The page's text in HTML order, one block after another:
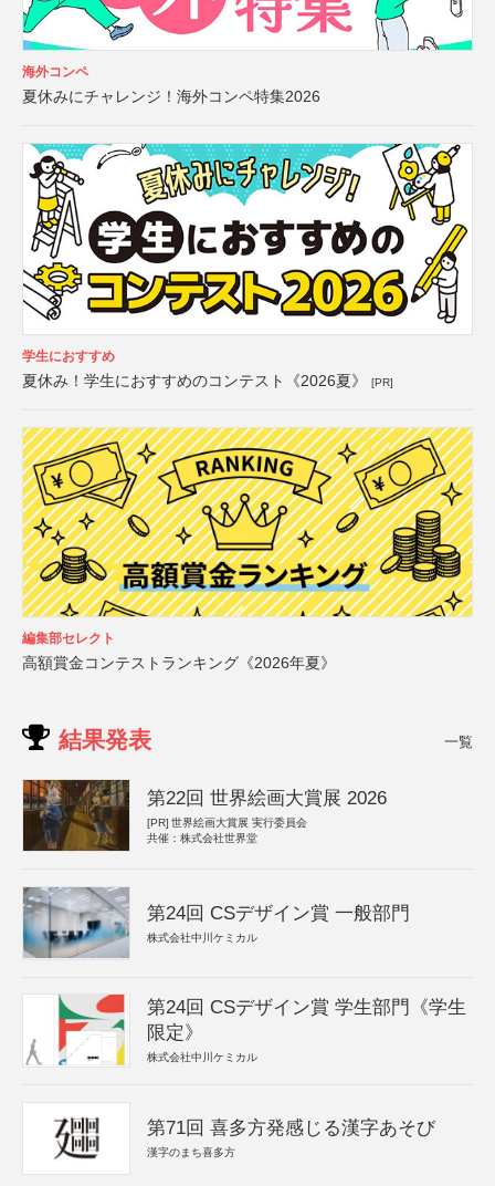
海外コンペ
夏休みにチャレンジ！海外コンペ特集2026
学生におすすめ
夏休み！学生におすすめのコンテスト《2026夏》 [PR]
編集部セレクト
高額賞金コンテストランキング《2026年夏》
結果発表 一覧
第22回 世界絵画大賞展 2026
[PR] 世界絵画大賞展 実行委員会
共催：株式会社世界堂
第24回 CSデザイン賞 一般部門
株式会社中川ケミカル
第24回 CSデザイン賞 学生部門《学生
限定》
株式会社中川ケミカル
第71回 喜多方発感じる漢字あそび
漢字のまち喜多方